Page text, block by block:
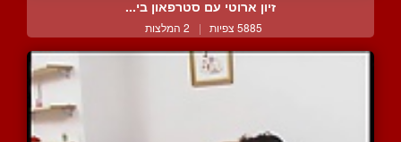
זיון ארוטי עם סטרפאון בי...
5885 צפיות | 2 המלצות